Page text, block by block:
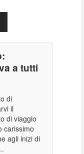
a tutti
di
il
di viaggio
carissimo
agli inizi di